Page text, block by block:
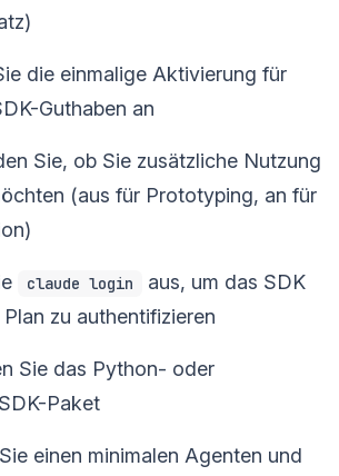
die einmalige Aktivierung für
Guthaben an
Sie, ob Sie zusätzliche Nutzung
(aus für Prototyping, an für
claude login
aus, um das SDK
zu authentifizieren
Sie das Python- oder
Paket
einen minimalen Agenten und